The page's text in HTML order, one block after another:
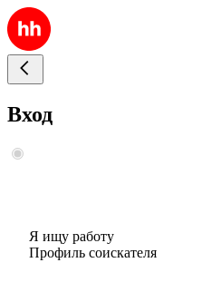
Вход
Я ищу работу
Профиль соискателя